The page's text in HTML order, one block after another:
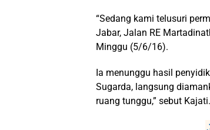
“Sedang kami telusuri
Jabar, Jalan RE
Minggu (5/6/16).
Ia menunggu hasil
Sugarda, langsung
ruang tunggu,” sebut Kajati.